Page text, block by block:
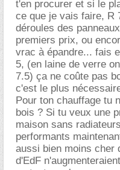
t'en procurer et si le
ce que je vais faire, R
déroules des
premiers prix, ou
vrac à épandre... fais
5, (en laine de verre
7.5) ça ne coûte pas
c'est le plus
Pour ton chauffage tu
bois ? Si tu veux une
maison sans
performants
aussi bien moins cher
d'EdF